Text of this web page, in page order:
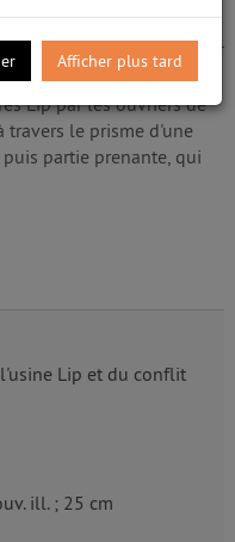
....). Auteur
[Bruxelles], [Paris]
-
Lip par les ouvriers de
travers le prisme d'une
partie prenante, qui
Lip et du conflit
ill. ; 25 cm
Afficher plus tard